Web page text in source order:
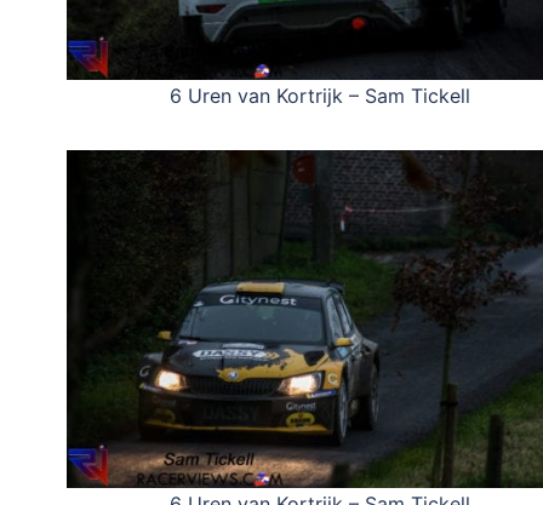
6 Uren van Kortrijk – Sam Tickell